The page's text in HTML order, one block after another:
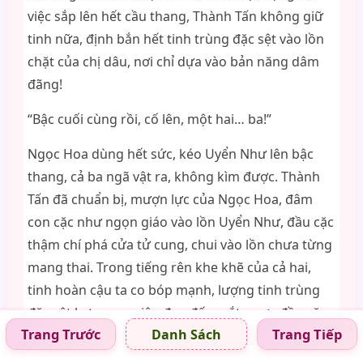
việc sắp lên hết cầu thang, Thành Tấn không giữ
tinh nữa, định bắn hết tinh trùng đặc sệt vào lồn
chặt của chị dâu, nơi chỉ dựa vào bản năng dâm
đãng!
“Bậc cuối cùng rồi, cố lên, một hai… ba!”
Ngọc Hoa dùng hết sức, kéo Uyển Như lên bậc
thang, cả ba ngã vật ra, không kìm được. Thành
Tấn đã chuẩn bị, mượn lực của Ngọc Hoa, đâm
con cặc như ngọn giáo vào lồn Uyển Như, đầu cặc
thậm chí phá cửa tử cung, chui vào lồn chưa từng
mang thai. Trong tiếng rên khe khẽ của cả hai,
tinh hoàn cậu ta co bóp mạnh, lượng tinh trùng
đặc sệt bơm qua niệu đạo đến mắt ngựa đầu cặc,
ngay trước mặt dì út, bắn vào tử cung chặt của chị
Trang Trước Danh Sách Trang Tiếp